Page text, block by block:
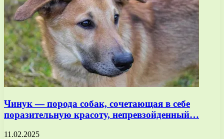
Чинук — порода собак, сочетающая в себе
поразительную красоту, непревзойденный…
11.02.2025